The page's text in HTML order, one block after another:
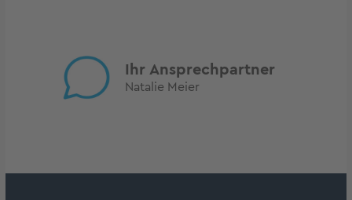
Ihr Ansprechpartner
Natalie Meier